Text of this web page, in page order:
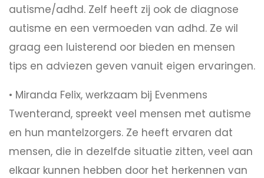
autisme/adhd. Zelf heeft zij ook de diagnose
autisme en een vermoeden van adhd. Ze wil
graag een luisterend oor bieden en mensen
tips en adviezen geven vanuit eigen ervaringen.
• Miranda Felix, werkzaam bij Evenmens
Twenterand, spreekt veel mensen met autisme
en hun mantelzorgers. Ze heeft ervaren dat
mensen, die in dezelfde situatie zitten, veel aan
elkaar kunnen hebben door het herkennen van